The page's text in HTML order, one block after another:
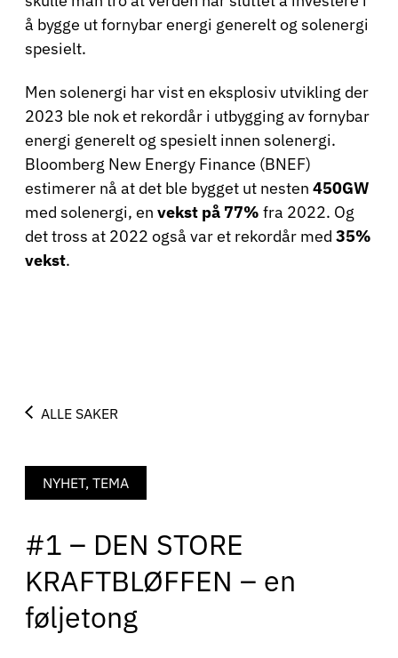
å bygge ut fornybar energi generelt og solenergi
spesielt.
Men solenergi har vist en eksplosiv utvikling der
2023 ble nok et rekordår i utbygging av fornybar
energi generelt og spesielt innen solenergi.
Bloomberg New Energy Finance (BNEF)
estimerer nå at det ble bygget ut nesten 450GW
med solenergi, en vekst på 77% fra 2022. Og
det tross at 2022 også var et rekordår med 35%
vekst.
ALLE SAKER
NYHET, TEMA
#1 – DEN STORE
KRAFTBLØFFEN – en
føljetong